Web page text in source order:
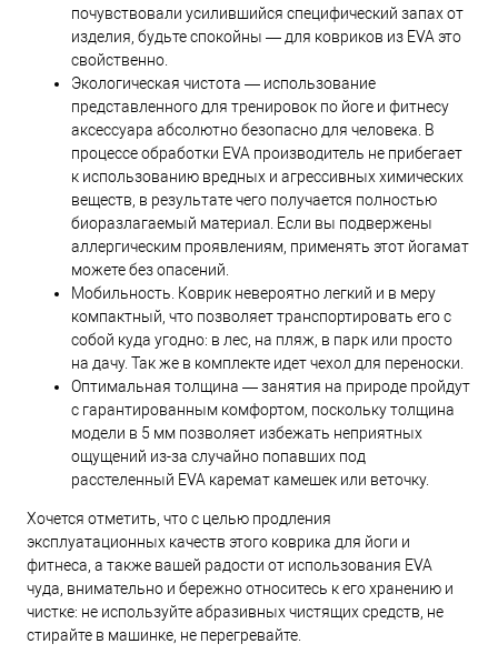
почувствовали усилившийся специфический запах от
изделия, будьте спокойны — для ковриков из EVA это
свойственно.
Экологическая чистота — использование
представленного для тренировок по йоге и фитнесу
аксессуара абсолютно безопасно для человека. В
процессе обработки EVA производитель не прибегает
к использованию вредных и агрессивных химических
веществ, в результате чего получается полностью
биоразлагаемый материал. Если вы подвержены
аллергическим проявлениям, применять этот йогамат
можете без опасений.
Мобильность. Коврик невероятно легкий и в меру
компактный, что позволяет транспортировать его с
собой куда угодно: в лес, на пляж, в парк или просто
на дачу. Так же в комплекте идет чехол для переноски.
Оптимальная толщина — занятия на природе пройдут
с гарантированным комфортом, поскольку толщина
модели в 5 мм позволяет избежать неприятных
ощущений из-за случайно попавших под
расстеленный EVA каремат камешек или веточку.
Хочется отметить, что с целью продления
эксплуатационных качеств этого коврика для йоги и
фитнеса, а также вашей радости от использования EVA
чуда, внимательно и бережно относитесь к его хранению и
чистке: не используйте абразивных чистящих средств, не
стирайте в машинке, не перегревайте.